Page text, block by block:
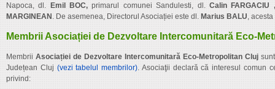
Napoca, dl.
Emil BOC, primarul comunei Sandulesti, dl. Calin
MARGINEAN . De asemenea, Directorul Asociației este dl. Marius BALU,
Membrii Asociației de Dezvoltare Intercomunitară Eco-
MembriiAsociației de Dezvoltare Intercomunitară Eco-Metropolitan Cluj
Județean Cluj (vezi tabelul membrilor). Asociaţii declară că interesul comun
privind: